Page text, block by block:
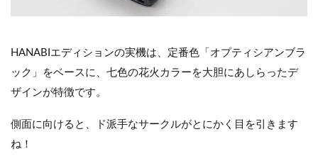
HANABIエディションの実機は、定番色「オプティシアンブラ
ック」をベースに、七色の花火カラーを大胆にあしらったデ
ザインが特徴です。
側面に向けると、ド派手なサークルがとにかく目を引きます
ね！